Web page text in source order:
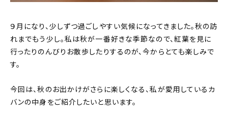
About
お問い合わせ
９月になり、少しずつ過ごしやすい気候になってきました。秋の訪
れまでもう少し。私は秋が一番好きな季節なので、紅葉を見に
行ったりのんびりお散歩したりするのが、今からとても楽しみで
す。
今回は、秋のお出かけがさらに楽しくなる、私が愛用しているカ
バンの中身をご紹介したいと思います。